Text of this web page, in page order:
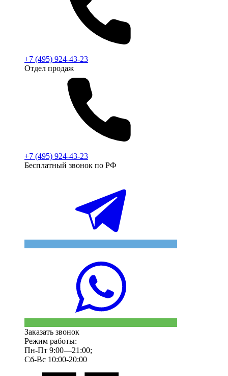
+7 (495) 924-43-23
Отдел продаж
+7 (495) 924-43-23
Бесплатный звонок по РФ
Заказать звонок
Режим работы:
Пн-Пт 9:00—21:00;
Сб-Вс 10:00-20:00